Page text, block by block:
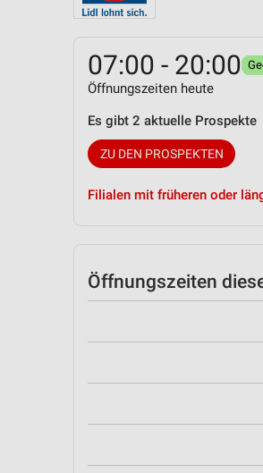
07:00 - 20:00
Öffnungszeiten heute
Es gibt 2 aktuelle Prospekte
ZU DEN PROSPEKTEN
Filialen mit früheren oder
Öffnungszeiten